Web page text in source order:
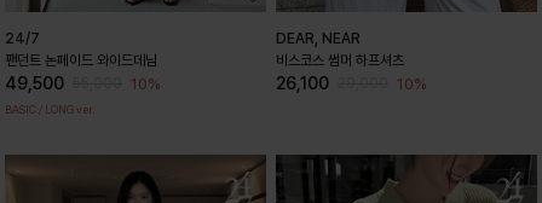
24/7
팬던트 논페이드 와이드데님
49,500 10%
BASIC / LONG ver.
DEAR, NEAR
비스코스 썸머 하프셔츠
26,100 10%